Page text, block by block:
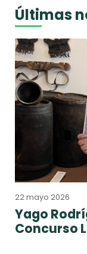
Últimas
22 mayo 2026
Yago
Concurso